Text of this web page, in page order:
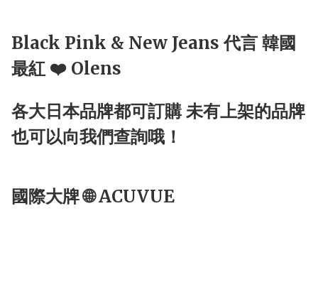
Black Pink & New Jeans 代言 韓國
最紅 ❤️ Olens
各大日本品牌都可訂購 未有上架的品牌
也可以向我們查詢哦！
國際大牌 🌐 ACUVUE